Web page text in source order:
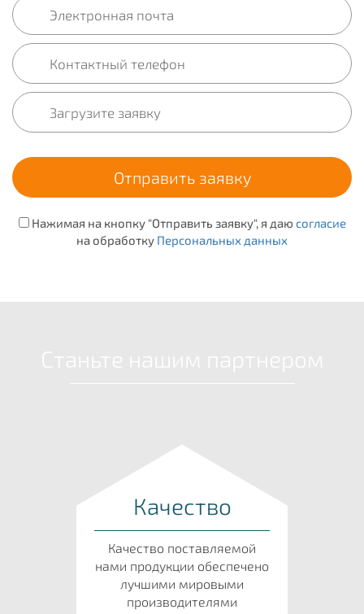
Нажимая на кнопку "Отправить заявку", я даю согласие
на обработку Персональных данных
Качество
Качество поставляемой
нами продукции обеспечено
лучшими мировыми
производителями